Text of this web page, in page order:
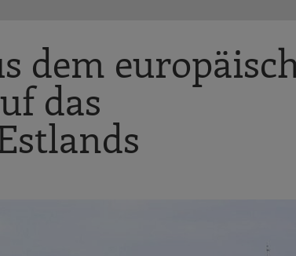
dem
das